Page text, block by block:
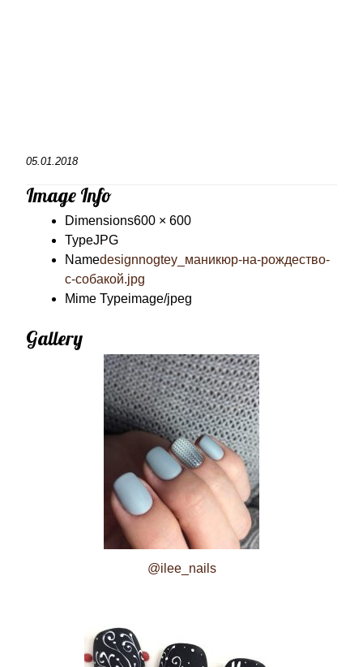
05.01.2018
Image Info
Dimensions600 × 600
TypeJPG
Namedesignnogtey_маникюр-на-рождество-
с-собакой.jpg
Mime Typeimage/jpeg
Gallery
@ilee_nails